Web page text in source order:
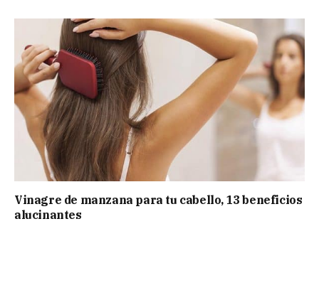
Vinagre de manzana para tu cabello, 13 beneficios
alucinantes